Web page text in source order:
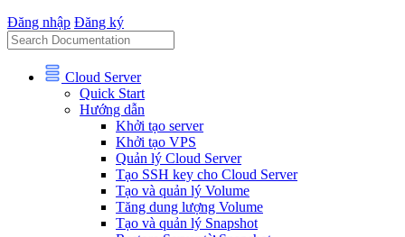
Đăng nhập Đăng ký
Cloud Server
Quick Start
Hướng dẫn
Khởi tạo server
Khởi tạo VPS
Quản lý Cloud Server
Tạo SSH key cho Cloud Server
Tạo và quản lý Volume
Tăng dung lượng Volume
Tạo và quản lý Snapshot